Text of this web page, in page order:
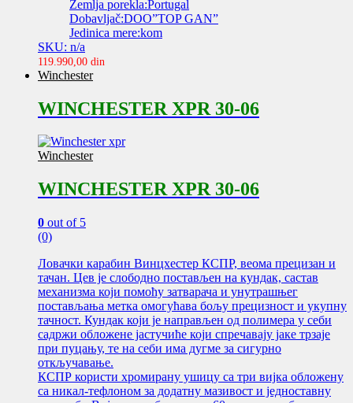
Zemlja porekla:Portugal
Dobavljač:DOO”TOP GAN”
Jedinica mere:kom
SKU: n/a
119.990,00 din
Winchester
WINCHESTER XPR 30-06
Winchester
WINCHESTER XPR 30-06
0 out of 5
(0)
Ловачки карабин Винцхестер КСПР, веома прецизан и
тачан. Цев је слободно постављен на кундак, састав
механизма који помоћу затварача и унутрашњег
постављања метка омогућава бољу прецизност и укупну
тачност. Кундак који је направљен од полимера у себи
садржи обложене јастучиће који спречавају јаке трзаје
при пуцању, те на себи има дугме за сигурно
откључавање.
КСПР користи хромирану ушицу са три вијка обложену
са никал-тефлоном за додатну мазивост и једноставну